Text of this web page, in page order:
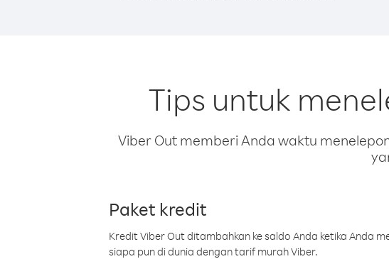
Tips untuk
Viber Out memberi Anda waktu
Paket kredit
Kredit Viber Out ditambahkan ke saldo Anda ketika Anda
siapa pun di dunia dengan tarif murah Viber.